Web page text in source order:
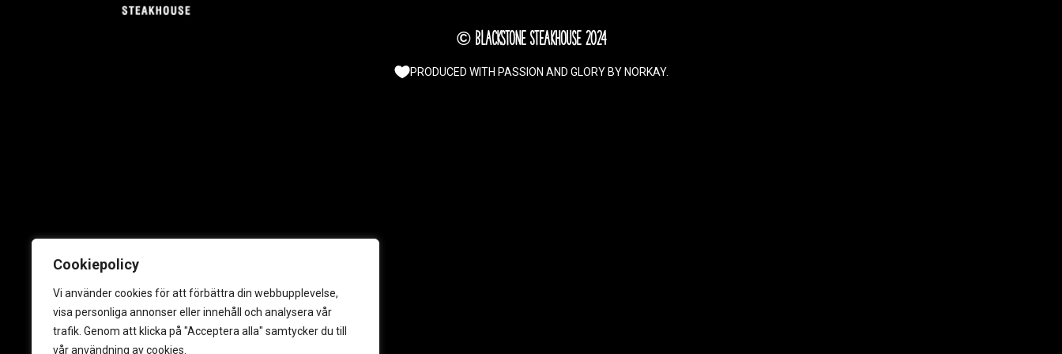
Cookiepolicy
Vi använder cookies för att förbättra din webbupplevelse,
visa personliga annonser eller innehåll och analysera vår
trafik. Genom att klicka på "Acceptera alla" samtycker du till
vår användning av cookies.
© Blackstone Steakhouse 2024
PRODUCED WITH PASSION AND GLORY BY NORKAY.